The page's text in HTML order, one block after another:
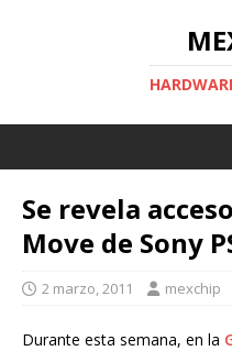
Se revela
Move de Sony
2 marzo, 2011 mexchip
Durante esta semana, en la